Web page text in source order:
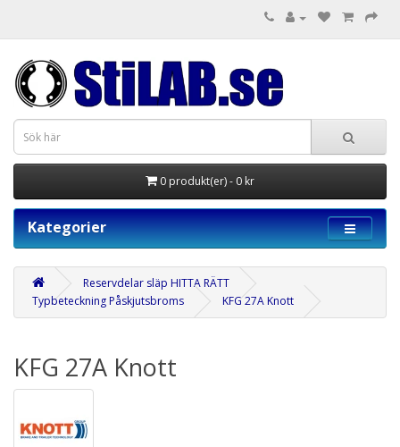
0 produkt(er) - 0 kr
Kategorier
Reservdelar släp HITTA RÄTT
Typbeteckning Påskjutsbroms
KFG 27A Knott
KFG 27A Knott